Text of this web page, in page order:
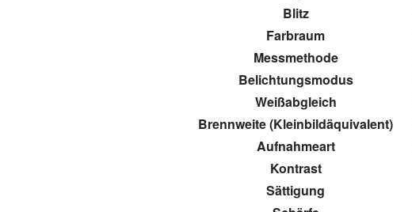
Blitz
Farbraum
Messmethode
Belichtungsmodus
Weißabgleich
Brennweite (Kleinbildäquivalent)
Aufnahmeart
Kontrast
Sättigung